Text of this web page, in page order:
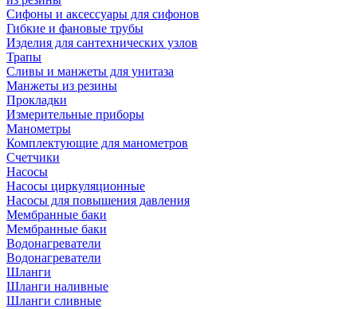
Сифоны и аксессуары для сифонов
Гибкие и фановые трубы
Изделия для сантехнических узлов
Трапы
Сливы и манжеты для унитаза
Манжеты из резины
Прокладки
Измерительные приборы
Манометры
Комплектующие для манометров
Счетчики
Насосы
Насосы циркуляционные
Насосы для повышения давления
Мембранные баки
Мембранные баки
Водонагреватели
Водонагреватели
Шланги
Шланги наливные
Шланги сливные